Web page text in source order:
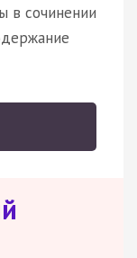
в сочинении